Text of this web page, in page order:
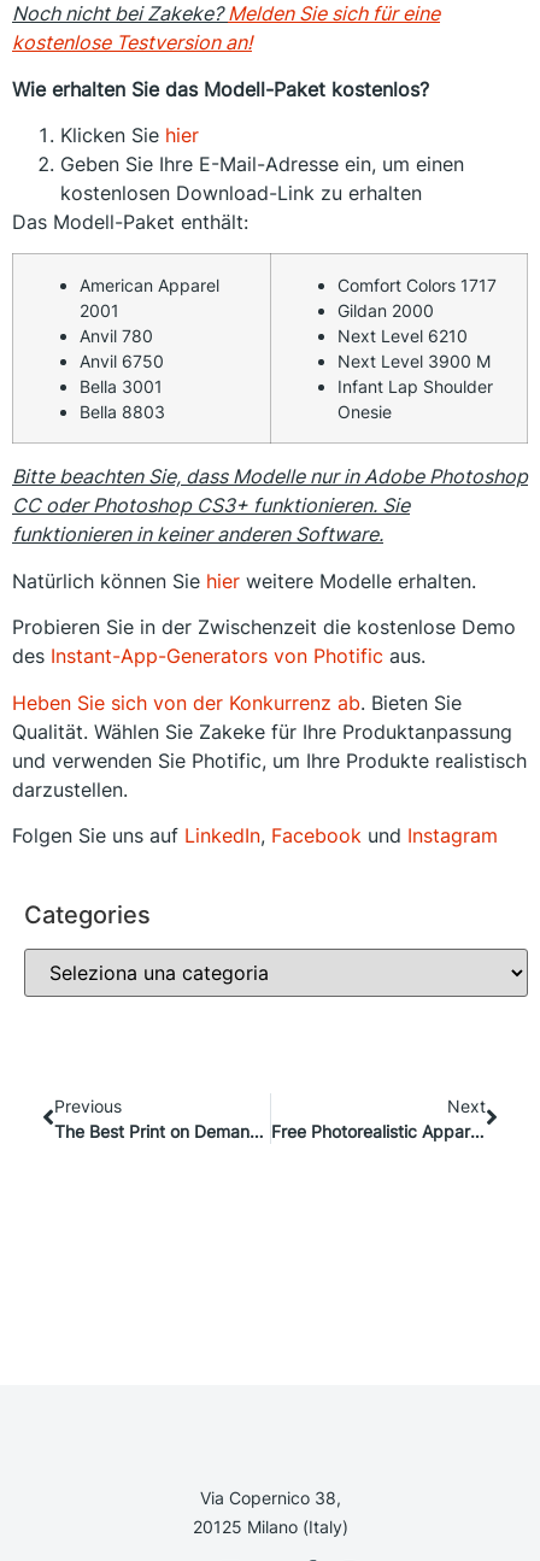
Noch nicht bei Zakeke?Melden Sie sich für eine
kostenlose Testversion an!
Wie erhalten Sie das Modell-Paket kostenlos?
Klicken Sie hier
Geben Sie Ihre E-Mail-Adresse ein, um einen
kostenlosen Download-Link zu erhalten
Das Modell-Paket enthält:
American Apparel
2001
Anvil 780
Anvil 6750
Bella 3001
Bella 8803
Comfort Colors 1717
Gildan 2000
Next Level 6210
Next Level 3900 M
Infant Lap Shoulder
Onesie
Bitte beachten Sie, dass Modelle nur in Adobe Photoshop
CC oder Photoshop CS3+ funktionieren. Sie
funktionieren in keiner anderen Software.
Natürlich können Sie hier weitere Modelle erhalten.
Probieren Sie in der Zwischenzeit die kostenlose Demo
des Instant-App-Generators von Photific aus.
Heben Sie sich von der Konkurrenz ab. Bieten Sie
Qualität. Wählen Sie Zakeke für Ihre Produktanpassung
und verwenden Sie Photific, um Ihre Produkte realistisch
darzustellen.
Folgen Sie uns auf LinkedIn, Facebook und Instagram
Categories
Previous
The Best Print on Demand Apps For Shopify
Next
Free Photorealistic Apparel Mockups for online store
Via Copernico 38,
20125 Milano (Italy)